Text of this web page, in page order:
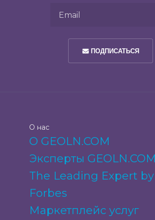
ПОДПИСАТЬСЯ
О нас
О GEOLN.COM
Эксперты GEOLN.COM
The Leading Expert by
Forbes
Маркетплейс услуг